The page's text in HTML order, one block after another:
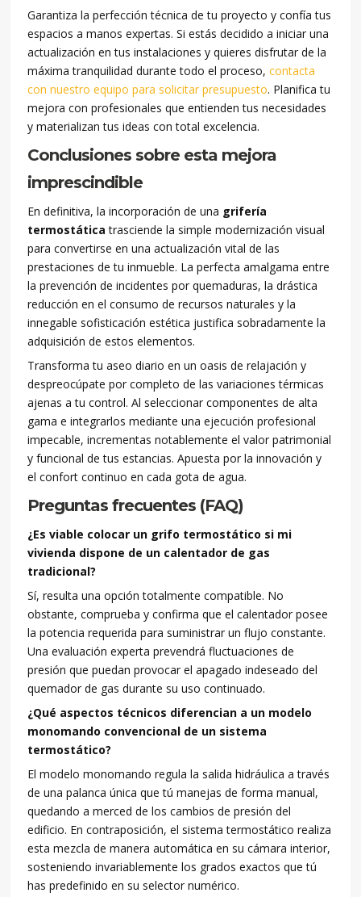
Garantiza la perfección técnica de tu proyecto y confía tus
espacios a manos expertas. Si estás decidido a iniciar una
actualización en tus instalaciones y quieres disfrutar de la
máxima tranquilidad durante todo el proceso,contacta
con nuestro equipo para solicitar presupuesto. Planifica tu
mejora con profesionales que entienden tus necesidades
y materializan tus ideas con total excelencia.
Conclusiones sobre esta mejora
imprescindible
En definitiva, la incorporación de una grifería
termostática trasciende la simple modernización visual
para convertirse en una actualización vital de las
prestaciones de tu inmueble. La perfecta amalgama entre
la prevención de incidentes por quemaduras, la drástica
reducción en el consumo de recursos naturales y la
innegable sofisticación estética justifica sobradamente la
adquisición de estos elementos.
Transforma tu aseo diario en un oasis de relajación y
despreocúpate por completo de las variaciones térmicas
ajenas a tu control. Al seleccionar componentes de alta
gama e integrarlos mediante una ejecución profesional
impecable, incrementas notablemente el valor patrimonial
y funcional de tus estancias. Apuesta por la innovación y
el confort continuo en cada gota de agua.
Preguntas frecuentes (FAQ)
¿Es viable colocar un grifo termostático si mi
vivienda dispone de un calentador de gas
tradicional?
Sí, resulta una opción totalmente compatible. No
obstante, comprueba y confirma que el calentador posee
la potencia requerida para suministrar un flujo constante.
Una evaluación experta prevendrá fluctuaciones de
presión que puedan provocar el apagado indeseado del
quemador de gas durante su uso continuado.
¿Qué aspectos técnicos diferencian a un modelo
monomando convencional de un sistema
termostático?
El modelo monomando regula la salida hidráulica a través
de una palanca única que tú manejas de forma manual,
quedando a merced de los cambios de presión del
edificio. En contraposición, el sistema termostático realiza
esta mezcla de manera automática en su cámara interior,
sosteniendo invariablemente los grados exactos que tú
has predefinido en su selector numérico.